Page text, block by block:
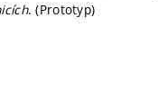
. (Prototyp)